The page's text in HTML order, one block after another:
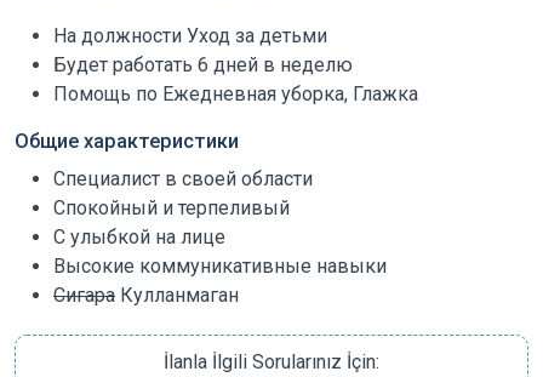
На должности Уход за детьми
Будет работать 6 дней в неделю
Помощь по Ежедневная уборка, Глажка
Общие характеристики
Специалист в своей области
Спокойный и терпеливый
С улыбкой на лице
Высокие коммуникативные навыки
Сигара Кулланмаган
İlanla İlgili Sorularınız İçin: